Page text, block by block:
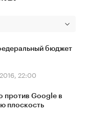
бюджет
22:00
против Google в
плоскость